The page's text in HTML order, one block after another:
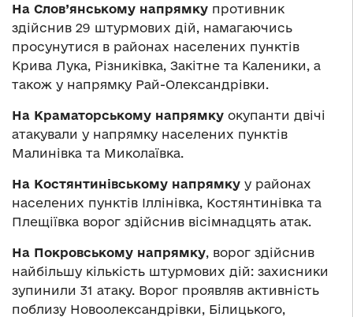
На Слов’янському напрямку противник
здійснив 29 штурмових дій, намагаючись
просунутися в районах населених пунктів
Крива Лука, Різниківка, Закітне та Каленики, а
також у напрямку Рай-Олександрівки.
На Краматорському напрямку окупанти двічі
атакували у напрямку населених пунктів
Малинівка та Миколаївка.
На Костянтинівському напрямку у районах
населених пунктів Іллінівка, Костянтинівка та
Плещіївка ворог здійснив вісімнадцять атак.
На Покровському напрямку, ворог здійснив
найбільшу кількість штурмових дій: захисники
зупинили 31 атаку. Ворог проявляв активність
поблизу Новоолександрівки, Білицького,